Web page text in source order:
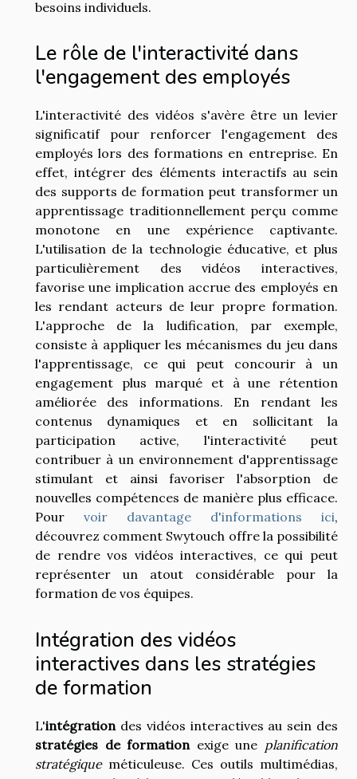
besoins individuels.
Le rôle de l'interactivité dans
l'engagement des employés
L'interactivité des vidéos s'avère être un levier
significatif pour renforcer l'engagement des
employés lors des formations en entreprise. En
effet, intégrer des éléments interactifs au sein
des supports de formation peut transformer un
apprentissage traditionnellement perçu comme
monotone en une expérience captivante.
L'utilisation de la technologie éducative, et plus
particulièrement des vidéos interactives,
favorise une implication accrue des employés en
les rendant acteurs de leur propre formation.
L'approche de la ludification, par exemple,
consiste à appliquer les mécanismes du jeu dans
l'apprentissage, ce qui peut concourir à un
engagement plus marqué et à une rétention
améliorée des informations. En rendant les
contenus dynamiques et en sollicitant la
participation active, l'interactivité peut
contribuer à un environnement d'apprentissage
stimulant et ainsi favoriser l'absorption de
nouvelles compétences de manière plus efficace.
Pour voir davantage d'informations ici,
découvrez comment Swytouch offre la possibilité
de rendre vos vidéos interactives, ce qui peut
représenter un atout considérable pour la
formation de vos équipes.
Intégration des vidéos
interactives dans les stratégies
de formation
L'intégration des vidéos interactives au sein des
stratégies de formation exige une planification
stratégiqueméticuleuse. Ces outils multimédias,